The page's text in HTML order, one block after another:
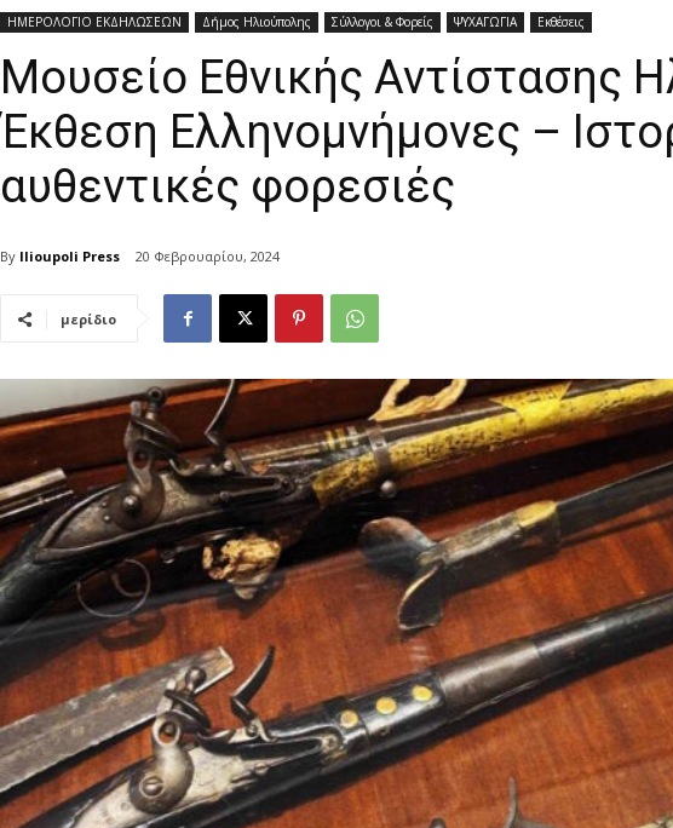
ΗΜΕΡΟΛΟΓΙΟ ΕΚΔΗΛΩΣΕΩΝ Δήμος Ηλιούπολης Σύλλογοι & Φορείς ΨΥΧΑΓΩΓΙΑ Εκθέσεις
Μουσείο Εθνικής Αντίστασης
Έκθεση Ελληνομνήμονες –
αυθεντικές φορεσιές
By Ilioupoli Press 20 Φεβρουαρίου, 2024
μερίδιο